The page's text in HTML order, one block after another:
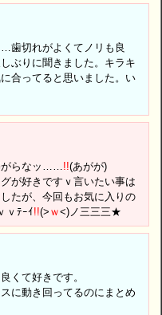
歯切れがよくてノリも良
ぶりに聞きました。キラキ
合ってると思いました。い
がらなッ…… !!(あがが)
が好きですｖ言いたい事は
たが、今回もお気に入りの
ｖﾃｰｲ!!(> ｗ<)ノ三三三★
くて好きです。
に動き回ってるのにまとめ